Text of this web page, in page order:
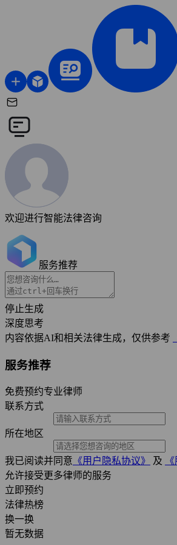
欢迎进行智能法律咨询
服务推荐
停止生成
深度思考
内容依据AI和相关法律生成，仅供参考
服务推荐
免费预约专业律师
联系方式
所在地区
我已阅读并同意 《用户隐私协议》 及
允许接受更多律师的服务
立即预约
法律热榜
换一换
暂无数据